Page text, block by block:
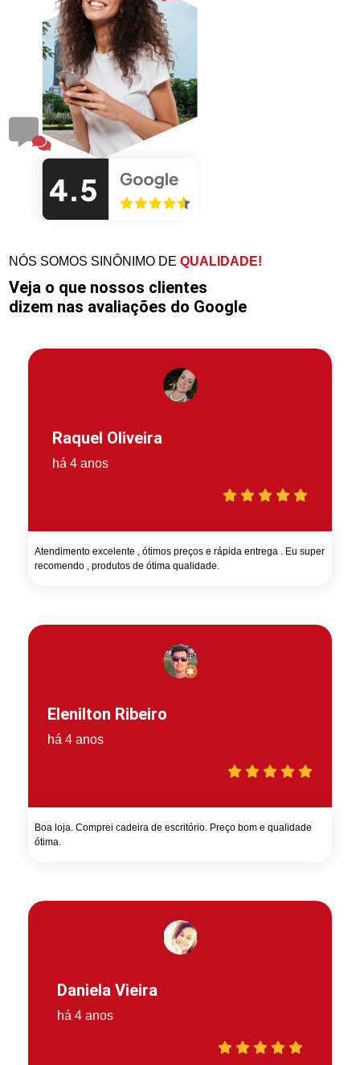
NÓS SOMOS SINÔNIMO DEQUALIDADE!
Veja o que nossos clientes
dizem nas avaliações do Google
Raquel Oliveira
há 4 anos
Atendimento excelente , ótimos preços e rápida entrega . Eu super
recomendo , produtos de ótima qualidade.
Elenilton Ribeiro
há 4 anos
Boa loja. Comprei cadeira de escritório. Preço bom e qualidade
ótima.
Daniela Vieira
há 4 anos